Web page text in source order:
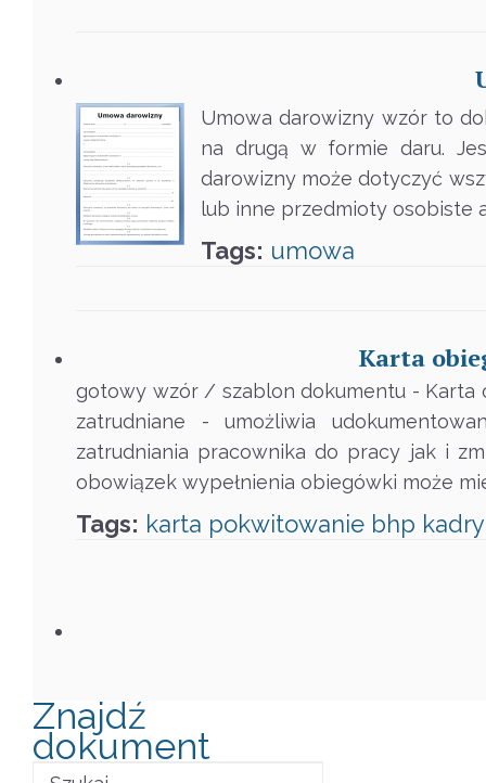
Umowa darowizny wzór to
na drugą w formie daru.
darowizny może dotyczyć
lub inne przedmioty osobiste
Tags: umowa
Karta
gotowy wzór / szablon dokumentu -
zatrudniane - umożliwia
zatrudniania pracownika do pracy jak i
obowiązek wypełnienia obiegówki może
Tags: karta pokwitowanie bhp kadry
Znajdź
dokument